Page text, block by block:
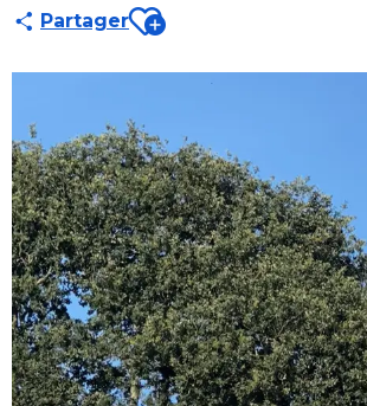
PartagerAjouter aux favoris